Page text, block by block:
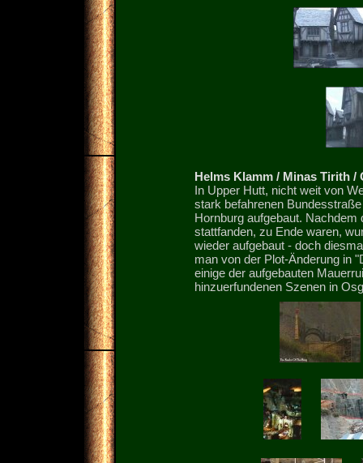
Helms Klamm / Minas Tirith /
In Upper Hutt, nicht weit von
stark befahrenen
Hornburg aufgebaut.
stattfanden, zu Ende waren,
wieder aufgebaut - doch
man von der Plot-Änderung in
einige der aufgebauten
hinzuerfundenen Szenen in